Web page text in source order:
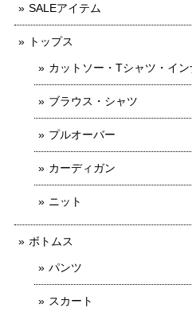
SALEアイテム
トップス
カットソー・Tシャツ・イン
ブラウス・シャツ
プルオーバー
カーディガン
ニット
ボトムス
パンツ
スカート